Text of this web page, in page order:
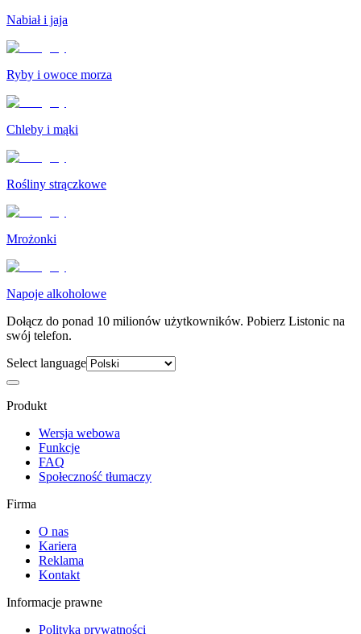
Nabiał i jaja
Ryby i owoce morza
Chleby i mąki
Rośliny strączkowe
Mrożonki
Napoje alkoholowe
Dołącz do ponad 10 milionów użytkowników. Pobierz Listonic na
swój telefon.
Select language
Produkt
Wersja webowa
Funkcje
FAQ
Społeczność tłumaczy
Firma
O nas
Kariera
Reklama
Kontakt
Informacje prawne
Polityka prywatności